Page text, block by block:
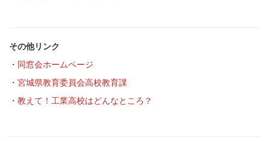
その他リンク
・ 同窓会ホームページ
・ 宮城県教育委員会高校教育課
・ 教えて！工業高校はどんなところ？